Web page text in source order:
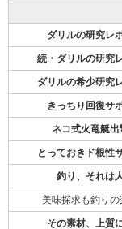
ダリルの研究レ
続・ダリルの研究
ダリルの希少研究
きっちり回復サ
ネコ式火竜艇出
とっておきド根性
釣り、それは
美味探求も釣りの
その素材、上質